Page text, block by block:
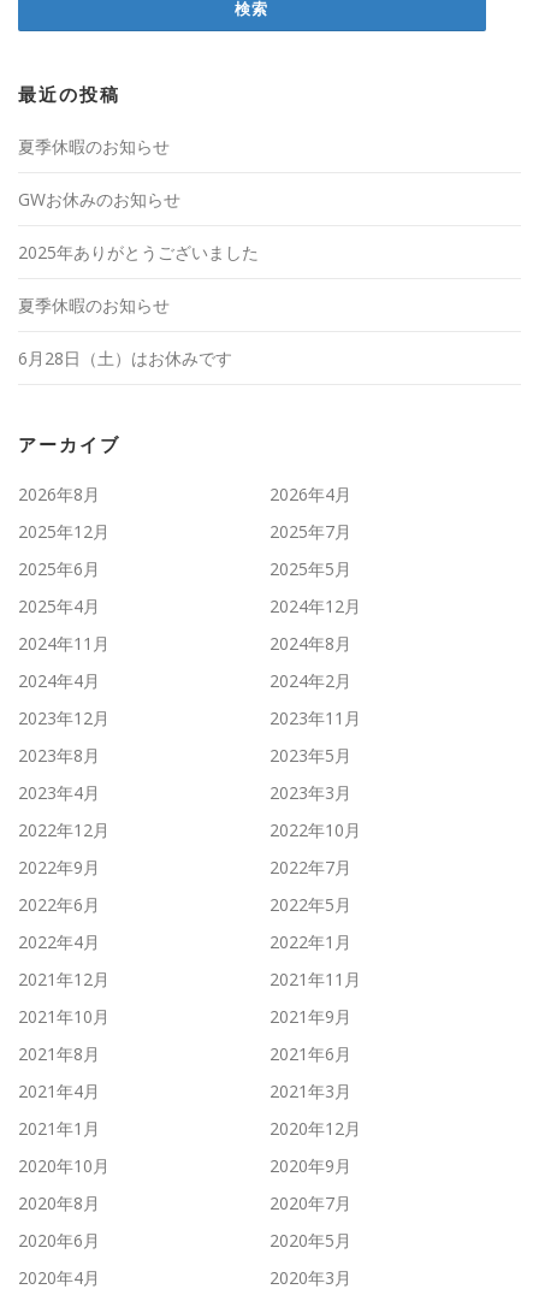
最近の投稿
夏季休暇のお知らせ
GWお休みのお知らせ
2025年ありがとうございました
夏季休暇のお知らせ
6月28日（土）はお休みです
アーカイブ
2026年8月
2026年4月
2025年12月
2025年7月
2025年6月
2025年5月
2025年4月
2024年12月
2024年11月
2024年8月
2024年4月
2024年2月
2023年12月
2023年11月
2023年8月
2023年5月
2023年4月
2023年3月
2022年12月
2022年10月
2022年9月
2022年7月
2022年6月
2022年5月
2022年4月
2022年1月
2021年12月
2021年11月
2021年10月
2021年9月
2021年8月
2021年6月
2021年4月
2021年3月
2021年1月
2020年12月
2020年10月
2020年9月
2020年8月
2020年7月
2020年6月
2020年5月
2020年4月
2020年3月